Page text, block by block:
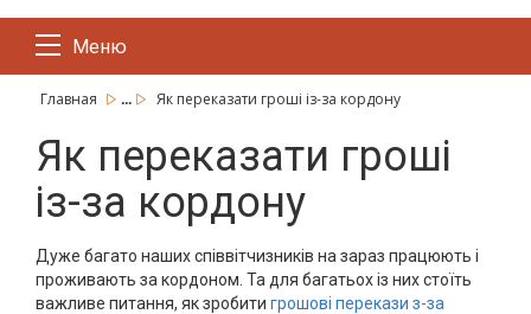
Меню
Главная ... Як переказати гроші із-за кордону
Як переказати гроші
із-за кордону
Дуже багато наших співвітчизників на зараз працюють і
проживають за кордоном. Та для багатьох із них стоїть
важливе питання, як зробити грошові перекази з-за